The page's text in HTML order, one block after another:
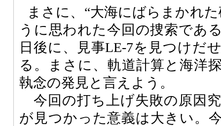
まさに、“大海にばらまかれ
うに思われた今回の捜索であ
日後に、見事LE-7を見つけだ
る。まさに、軌道計算と海洋
執念の発見と言えよう。
今回の打ち上げ失敗の原因
が見つかった意義は大きい。